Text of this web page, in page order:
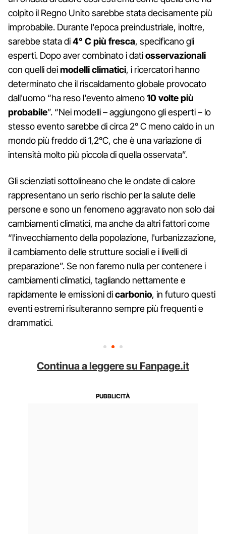
colpito il Regno Unito sarebbe stata decisamente più
improbabile. Durante l'epoca preindustriale, inoltre,
sarebbe stata di4° C più fresca, specificano gli
esperti. Dopo aver combinato i datiosservazionali
con quelli deimodelli climatici, i ricercatori hanno
determinato che il riscaldamento globale provocato
dall'uomo “ha reso l'evento almeno10 volte più
probabile”. “Nei modelli – aggiungono gli esperti – lo
stesso evento sarebbe di circa 2° C meno caldo in un
mondo più freddo di 1,2°C, che è una variazione di
intensità molto più piccola di quella osservata”.
Gli scienziati sottolineano che le ondate di calore
rappresentano un serio rischio per la salute delle
persone e sono un fenomeno aggravato non solo dai
cambiamenti climatici, ma anche da altri fattori come
“l'invecchiamento della popolazione, l'urbanizzazione,
il cambiamento delle strutture sociali e i livelli di
preparazione”. Se non faremo nulla per contenere i
cambiamenti climatici, tagliando nettamente e
rapidamente le emissioni dicarbonio, in futuro questi
eventi estremi risulteranno sempre più frequenti e
drammatici.
Continua a leggere su Fanpage.it